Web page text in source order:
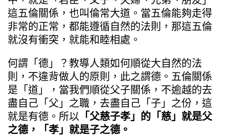
這五倫關係，也叫倫常大道。當五倫能夠走得
非常的正常，都能遵循自然的法則，那這五倫
就沒有衝突，就能和睦相處。
何謂「德」？教導人類如何順從大自然的法
則，不違背做人的原則，此之謂德。五倫關係
是「道」，當我們順從父子關係，不逾越的去
盡自己「父」之職，去盡自己「子」之份，這
就是有德。所以 「父慈子孝」的「慈」就是父
之德，「孝」就是子之德。